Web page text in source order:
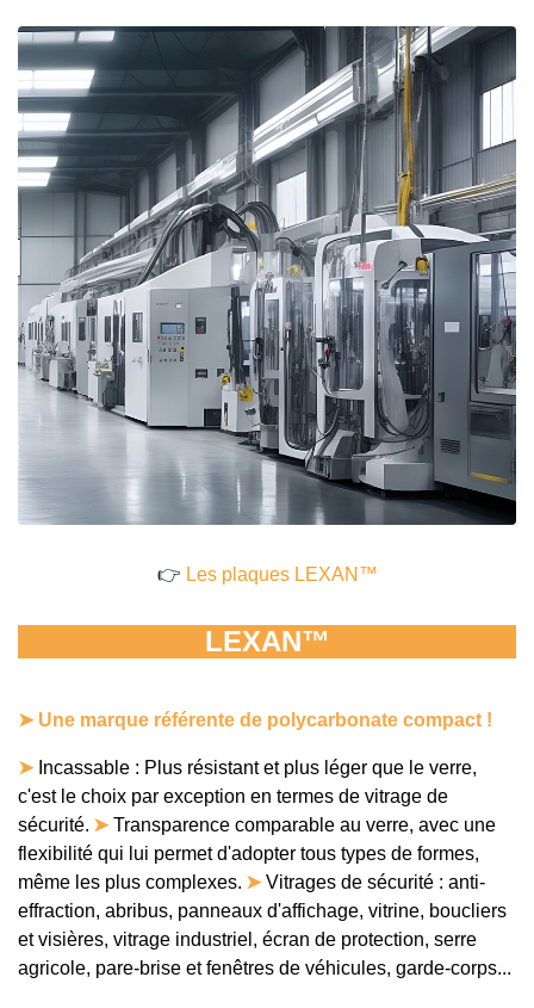
👉 Les plaques LEXAN™
LEXAN™
➤ Une marque référente de polycarbonate compact !
➤ Incassable : Plus résistant et plus léger que le verre,
c'est le choix par exception en termes de vitrage de
sécurité. ➤Transparence comparable au verre, avec une
flexibilité qui lui permet d'adopter tous types de formes,
même les plus complexes. ➤ Vitrages de sécurité : anti-
effraction, abribus, panneaux d'affichage, vitrine, boucliers
et visières, vitrage industriel, écran de protection, serre
agricole, pare-brise et fenêtres de véhicules, garde-corps...